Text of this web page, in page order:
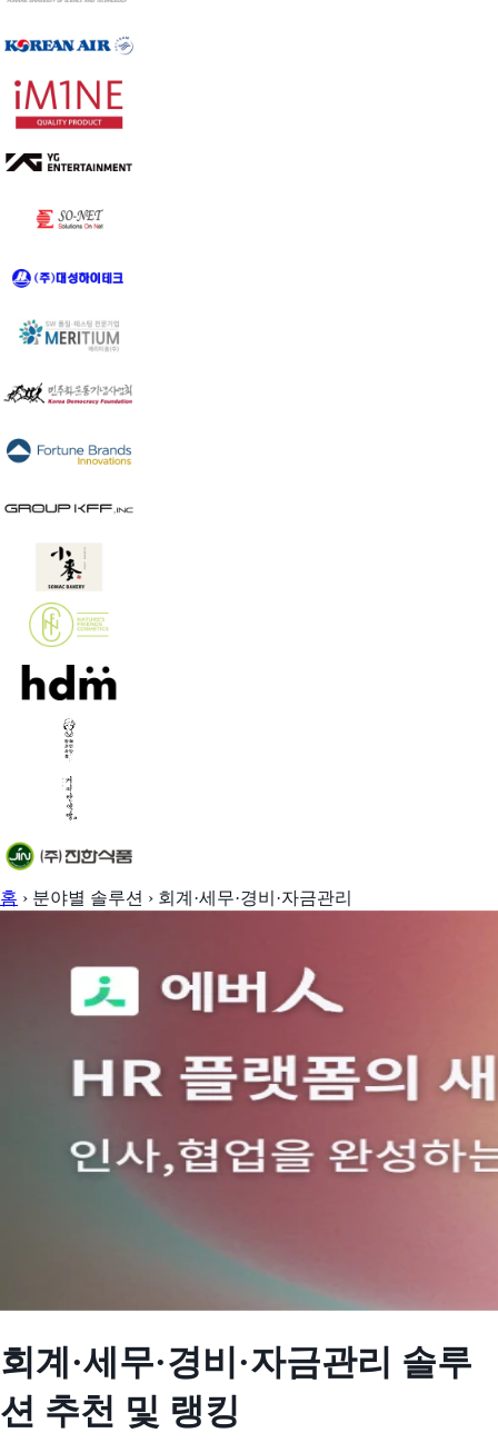
홈 › 분야별 솔루션 › 회계·세무·경비·자금관리
회계·세무·경비·자금관리 솔루
션 추천 및 랭킹